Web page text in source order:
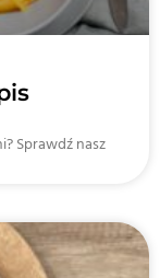
Sprawdź nasz